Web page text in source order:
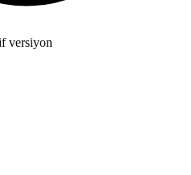
versiyon